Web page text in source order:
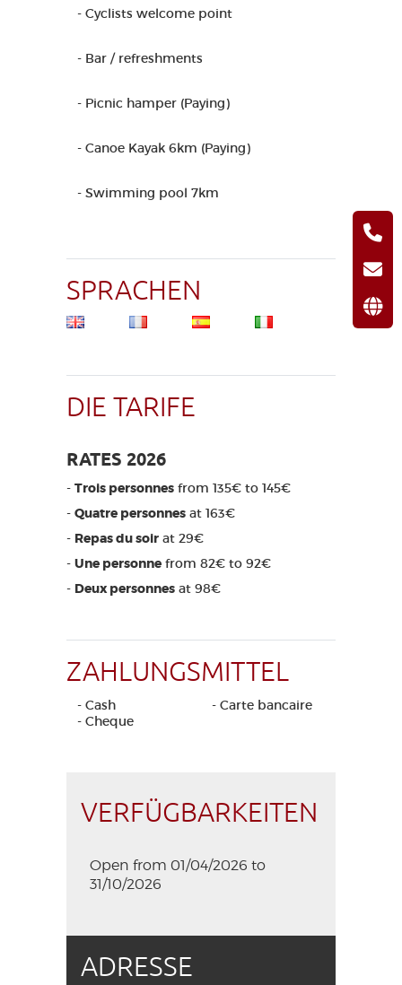
- Cyclists welcome point
- Bar / refreshments
- Picnic hamper (Paying)
- Canoe Kayak 6km (Paying)
- Swimming pool 7km
SPRACHEN
DIE TARIFE
RATES 2026
- Trois personnes from 135€ to 145€
- Quatre personnes at 163€
- Repas du soir at 29€
- Une personne from 82€ to 92€
- Deux personnes at 98€
ZAHLUNGSMITTEL
- Cash
- Carte bancaire
- Cheque
VERFÜGBARKEITEN
Open from 01/04/2026 to
31/10/2026
ADRESSE